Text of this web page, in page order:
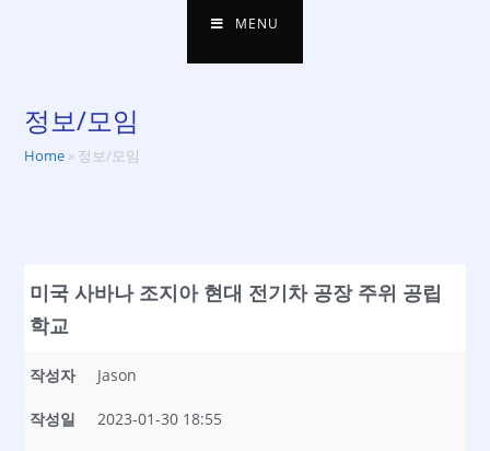
MENU
정보/모임
Home » 정보/모임
미국 사바나 조지아 현대 전기차 공장 주위 공립
학교
작성자 Jason
작성일 2023-01-30 18:55